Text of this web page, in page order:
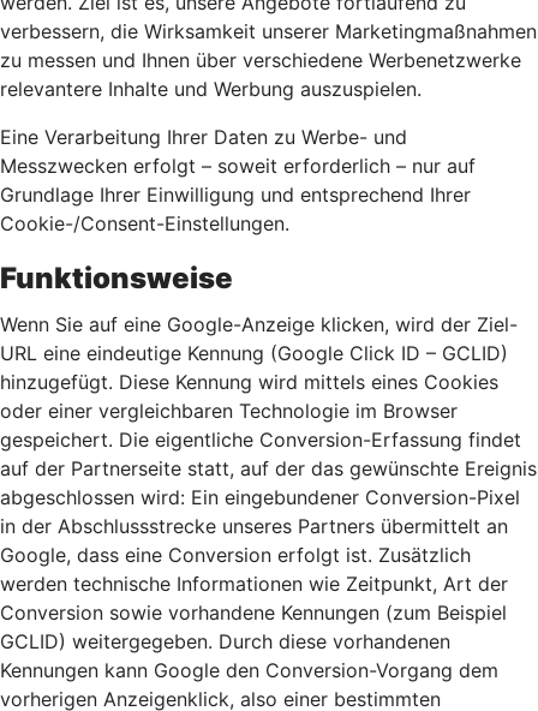
verbessern, die Wirksamkeit unserer Marketingmaßnahmen
zu messen und Ihnen über verschiedene Werbenetzwerke
relevantere Inhalte und Werbung auszuspielen.
Eine Verarbeitung Ihrer Daten zu Werbe- und
Messzwecken erfolgt – soweit erforderlich – nur auf
Grundlage Ihrer Einwilligung und entsprechend Ihrer
Cookie-/Consent-Einstellungen.
Funktionsweise
Wenn Sie auf eine Google-Anzeige klicken, wird der Ziel-
URL eine eindeutige Kennung (Google Click ID – GCLID)
hinzugefügt. Diese Kennung wird mittels eines Cookies
oder einer vergleichbaren Technologie im Browser
gespeichert. Die eigentliche Conversion-Erfassung findet
auf der Partnerseite statt, auf der das gewünschte Ereignis
abgeschlossen wird: Ein eingebundener Conversion-Pixel
in der Abschlussstrecke unseres Partners übermittelt an
Google, dass eine Conversion erfolgt ist. Zusätzlich
werden technische Informationen wie Zeitpunkt, Art der
Conversion sowie vorhandene Kennungen (zum Beispiel
GCLID) weitergegeben. Durch diese vorhandenen
Kennungen kann Google den Conversion-Vorgang dem
vorherigen Anzeigenklick, also einer bestimmten